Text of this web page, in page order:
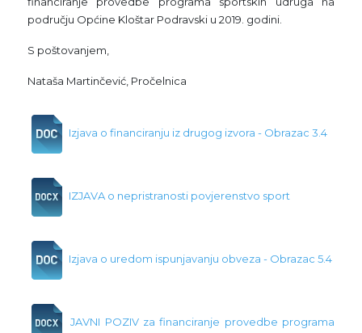
području Općine Kloštar Podravski u 2019. godini.
S poštovanjem,
Nataša Martinčević, Pročelnica
Izjava o financiranju iz drugog izvora - Obrazac 3.4
IZJAVA o nepristranosti povjerenstvo sport
Izjava o uredom ispunjavanju obveza - Obrazac 5.4
JAVNI POZIV za financiranje provedbe programa